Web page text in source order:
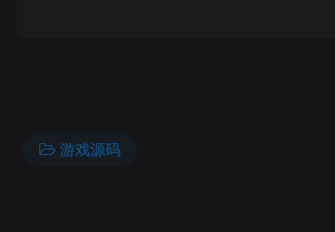
游戏源码